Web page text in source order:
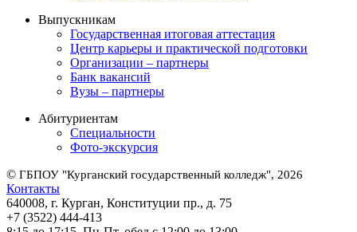
Выпускникам
Государственная итоговая аттестация
Центр карьеры и практической подготовки
Организации – партнеры
Банк вакансий
Вузы – партнеры
Абитуриентам
Специальности
Фото-экскурсия
© ГБПОУ "Курганский государственный колледж", 2026
Контакты
640008, г. Курган, Конституции пр., д. 75
+7 (3522) 444-413